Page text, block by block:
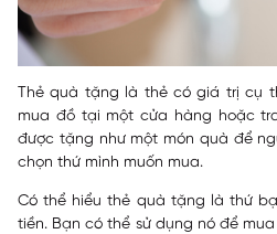
Thẻ quà tặng là thẻ có giá trị cụ
mua đồ tại một cửa hàng hoặc
được tặng như một món quà để
chọn thứ mình muốn mua.
Có thể hiểu thẻ quà tặng là thứ
tiền. Bạn có thể sử dụng nó để